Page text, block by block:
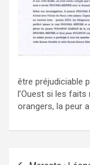
être préjudiciable
l’Ouest si les
orangers, la peur